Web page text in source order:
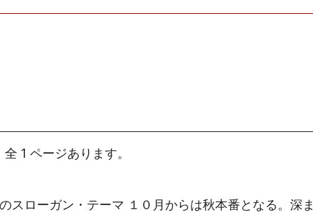
1 ページあります。
ローガン・テーマ １０月からは秋本番となる。深ま